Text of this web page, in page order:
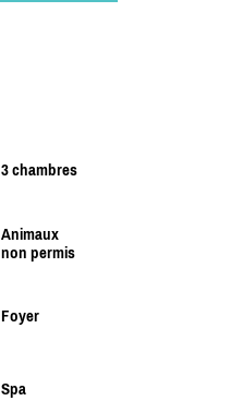
3 chambres
Animaux
non permis
Foyer
Spa